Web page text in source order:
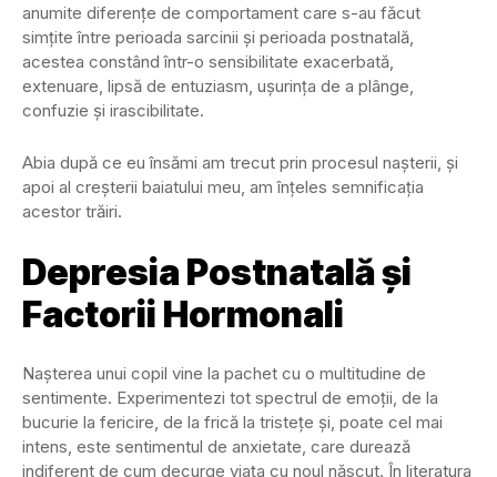
anumite diferențe de comportament care s-au făcut
simțite între perioada sarcinii și perioada postnatală,
acestea constând într-o sensibilitate exacerbată,
extenuare, lipsă de entuziasm, ușurința de a plânge,
confuzie și irascibilitate.
Abia după ce eu însămi am trecut prin procesul nașterii, și
apoi al creșterii baiatului meu, am înțeles semnificația
acestor trăiri.
Depresia Postnatală și
Factorii Hormonali
Nașterea unui copil vine la pachet cu o multitudine de
sentimente. Experimentezi tot spectrul de emoții, de la
bucurie la fericire, de la frică la tristețe și, poate cel mai
intens, este sentimentul de anxietate, care durează
indiferent de cum decurge viața cu noul născut. În literatura